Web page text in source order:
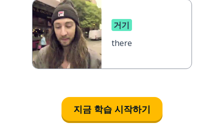
거기
there
지금 학습 시작하기